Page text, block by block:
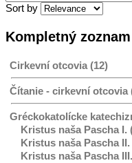
Sort by
Kompletný
Cirkevní otcovia (12)
Čítanie - cirkevní otcovia
Gréckokatolícke
Kristus naša Pascha I.
Kristus naša Pascha II.
Kristus naša Pascha